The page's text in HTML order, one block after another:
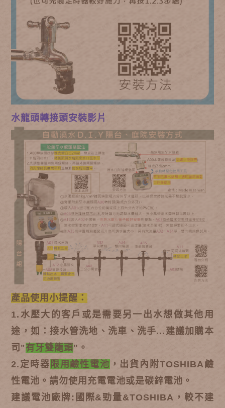
水龍頭轉接頭安裝影片
產品使用小提醒：
1.水壓大的客戶或是需要另一出水想做其他用
途，如：接水管洗地、洗車、洗手...建議加購本
司" 有牙雙龍頭"。
2.定時器 限用鹼性電池 ，出貨內附TOSHIBA鹼
性電池。請勿使用充電電池或是碳鋅電池。
建議電池廠牌:國際&勁量&TOSHIBA，較不建